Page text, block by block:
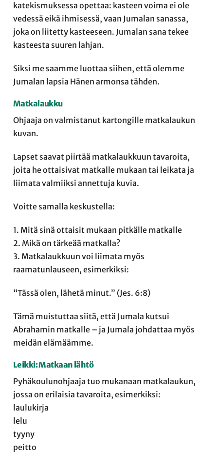
katekismuksessa opettaa: kasteen voima ei ole
vedessä eikä ihmisessä, vaan Jumalan sanassa,
joka on liitetty kasteeseen. Jumalan sana tekee
kasteesta suuren lahjan.
Siksi me saamme luottaa siihen, että olemme
Jumalan lapsia Hänen armonsa tähden.
Matkalaukku
Ohjaaja on valmistanut kartongille matkalaukun
kuvan.
Lapset saavat piirtää matkalaukkuun tavaroita,
joita he ottaisivat matkalle mukaan tai leikata ja
liimata valmiiksi annettuja kuvia.
Voitte samalla keskustella:
1. Mitä sinä ottaisit mukaan pitkälle matkalle
2. Mikä on tärkeää matkalla?
3. Matkalaukkuun voi liimata myös
raamatunlauseen, esimerkiksi:
“Tässä olen, lähetä minut.” (Jes. 6:8)
Tämä muistuttaa siitä, että Jumala kutsui
Abrahamin matkalle – ja Jumala johdattaa myös
meidän elämäämme.
Leikki: Matkaan lähtö
Pyhäkoulunohjaaja tuo mukanaan matkalaukun,
jossa on erilaisia tavaroita, esimerkiksi:
laulukirja
lelu
tyyny
peitto